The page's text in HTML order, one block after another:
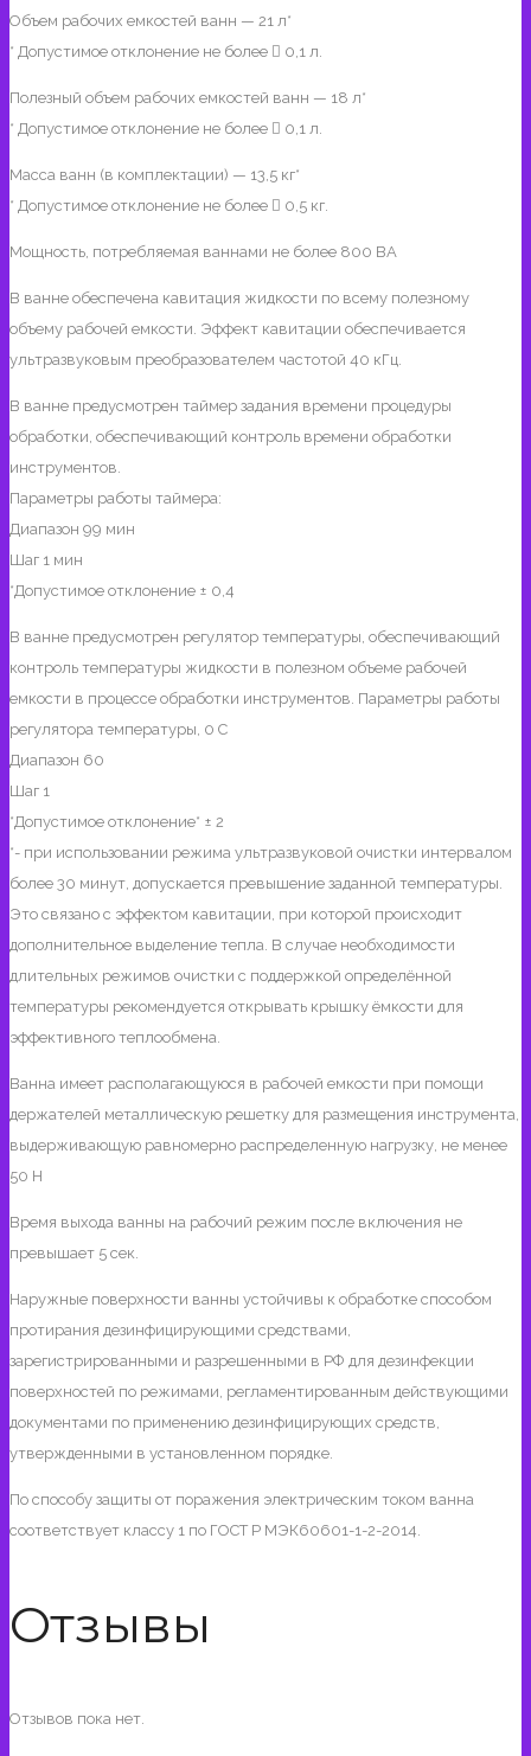
Объем рабочих емкостей ванн — 21 л*
* Допустимое отклонение не более  0,1 л.
Полезный объем рабочих емкостей ванн — 18 л*
* Допустимое отклонение не более  0,1 л.
Масса ванн (в комплектации) — 13,5 кг*
* Допустимое отклонение не более  0,5 кг.
Мощность, потребляемая ваннами не более 800 ВА
В ванне обеспечена кавитация жидкости по всему полезному
объему рабочей емкости. Эффект кавитации обеспечивается
ультразвуковым преобразователем частотой 40 кГц.
В ванне предусмотрен таймер задания времени процедуры
обработки, обеспечивающий контроль времени обработки
инструментов.
Параметры работы таймера:
Диапазон 99 мин
Шаг 1 мин
*Допустимое отклонение ± 0,4
В ванне предусмотрен регулятор температуры, обеспечивающий
контроль температуры жидкости в полезном объеме рабочей
емкости в процессе обработки инструментов. Параметры работы
регулятора температуры, 0 С
Диапазон 60
Шаг 1
*Допустимое отклонение* ± 2
*- при использовании режима ультразвуковой очистки интервалом
более 30 минут, допускается превышение заданной температуры.
Это связано с эффектом кавитации, при которой происходит
дополнительное выделение тепла. В случае необходимости
длительных режимов очистки с поддержкой определённой
температуры рекомендуется открывать крышку ёмкости для
эффективного теплообмена.
Ванна имеет располагающуюся в рабочей емкости при помощи
держателей металлическую решетку для размещения инструмента,
выдерживающую равномерно распределенную нагрузку, не менее
50 Н
Время выхода ванны на рабочий режим после включения не
превышает 5 сек.
Наружные поверхности ванны устойчивы к обработке способом
протирания дезинфицирующими средствами,
зарегистрированными и разрешенными в РФ для дезинфекции
поверхностей по режимами, регламентированным действующими
документами по применению дезинфицирующих средств,
утвержденными в установленном порядке.
По способу защиты от поражения электрическим током ванна
соответствует классу 1 по ГОСТ Р МЭК60601-1-2-2014.
Отзывы
Отзывов пока нет.